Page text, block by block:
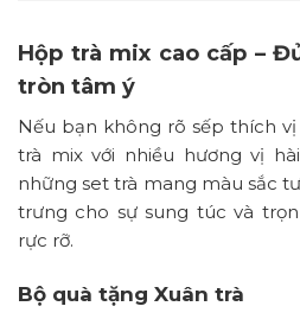
Hộp trà mix cao cấp –
tròn tâm ý
Nếu bạn không rõ sếp thích
trà mix với nhiều hương vị
những set trà mang màu sắc
trưng cho sự sung túc và
rực rỡ.
Bộ quà tặng Xuân trà